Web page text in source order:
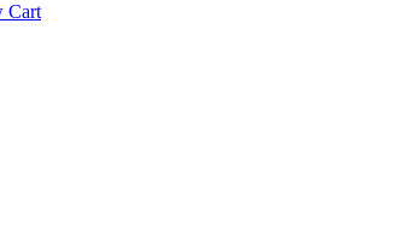
Cart